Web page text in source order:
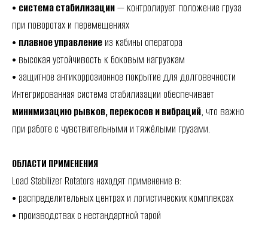
• система стабилизации— контролирует положение груза
при поворотах и перемещениях
• плавное управление из кабины оператора
• высокая устойчивость к боковым нагрузкам
• защитное антикоррозионное покрытие для долговечности
Интегрированная система стабилизации обеспечивает
минимизацию рывков, перекосов и вибраций, что важно
при работе с чувствительными и тяжёлыми грузами.
ОБЛАСТИ ПРИМЕНЕНИЯ
Load Stabilizer Rotators находят применение в:
• распределительных центрах и логистических комплексах
• производствах с нестандартной тарой